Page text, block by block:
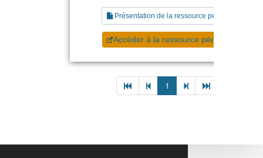
Présentation de la ressource pédagogique
Accéder à la ressource pédagogique
1